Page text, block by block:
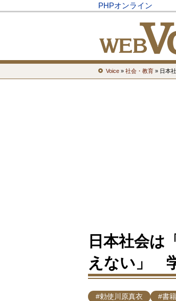
PHPオンライン
Voice » 社会・教育 » 日本
日本社会は
えない」
#勅使川原真衣 #書